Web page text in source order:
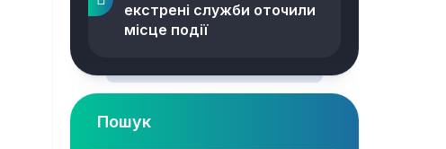
екстрені служби оточили
місце події
Пошук